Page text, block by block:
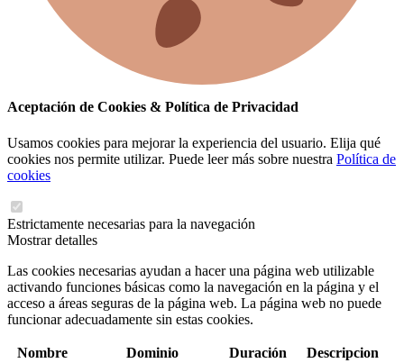
Aceptación de Cookies & Política de Privacidad
Usamos cookies para mejorar la experiencia del usuario. Elija qué
cookies nos permite utilizar. Puede leer más sobre nuestra Política de
cookies
Estrictamente necesarias para la navegación
Mostrar detalles
Las cookies necesarias ayudan a hacer una página web utilizable
activando funciones básicas como la navegación en la página y el
acceso a áreas seguras de la página web. La página web no puede
funcionar adecuadamente sin estas cookies.
Nombre Dominio Duración Descripcion